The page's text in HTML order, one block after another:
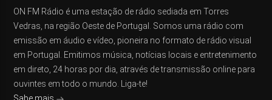
ON FM Rádio é uma estação de rádio sediada em Torres
Vedras, na região Oeste de Portugal. Somos uma rádio com
emissão em áudio e vídeo, pioneira no formato de rádio visual
em Portugal. Emitimos música, notícias locais e entretenimento
em direto, 24 horas por dia, através de transmissão online para
ouvintes em todo o mundo. Liga-te!